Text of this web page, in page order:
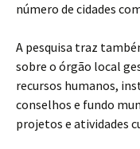
número de cidades
A pesquisa traz
sobre o órgão local
recursos humanos,
conselhos e fundo
projetos e atividades